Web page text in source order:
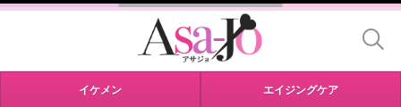
イケメン エイジングケア